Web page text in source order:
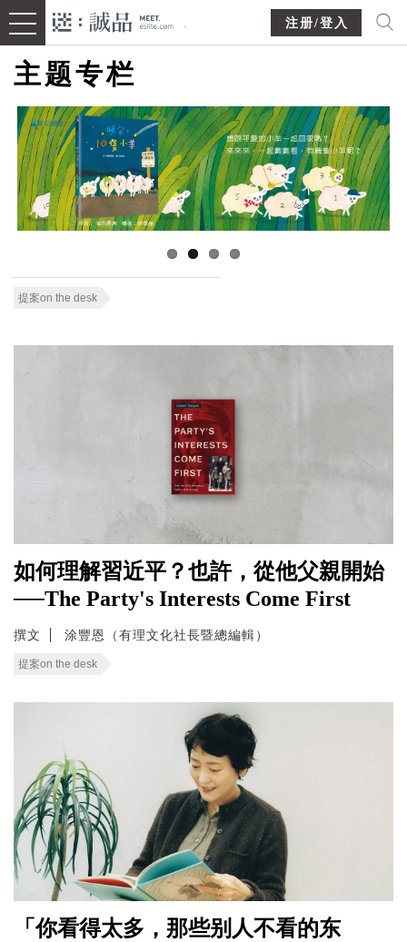
注册/登入
主题专栏
提案on the desk
如何理解習近平？也許，從他父親開始
──The Party's Interests Come First
撰文 涂豐恩（有理文化社長暨總編輯）
提案on the desk
「你看得太多，那些别人不看的东